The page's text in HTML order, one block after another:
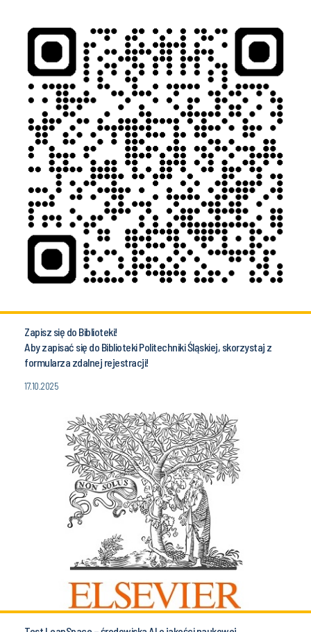
Zapisz się do Biblioteki!
Aby zapisać się do Biblioteki Politechniki Śląskiej, skorzystaj z
formularza zdalnej rejestracji!
17.10.2025